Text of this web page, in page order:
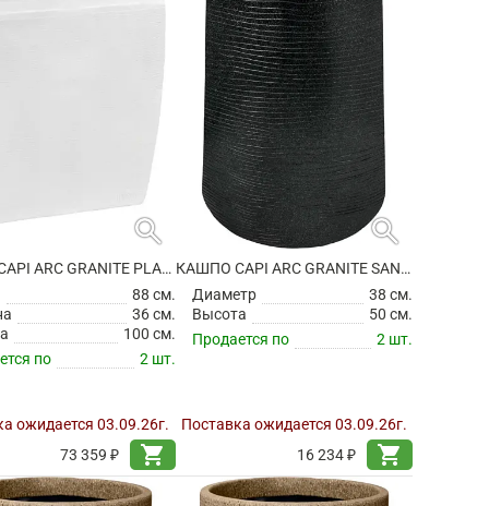
search
КАШПО CAPI ARC GRANITE PLANTER RECTANGLE WHITE
88 см.
36 см.
100 см.
по
2 шт.
ожидается 03.09.26г.
73 359 ₽
shopping_cart
search
КАШПО CAPI ARC GRANITE SANDBAG HIGH BLACK
Диаметр
38 см.
Высота
50 см.
Продается по
2 шт.
Поставка ожидается 03.09.26г.
16 234 ₽
shopping_cart